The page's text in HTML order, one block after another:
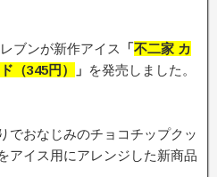
ブンが新作アイス 「不二家 カ
（345円） 」 を発売しました。
でおなじみのチョコチップクッ
アイス用にアレンジした新商品